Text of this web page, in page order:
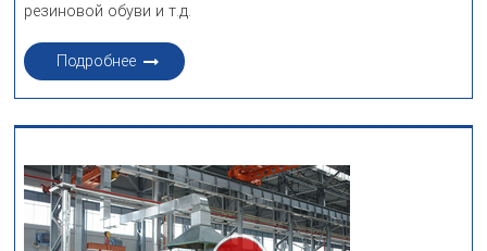
резиновой обуви и т.д.
Подробнее